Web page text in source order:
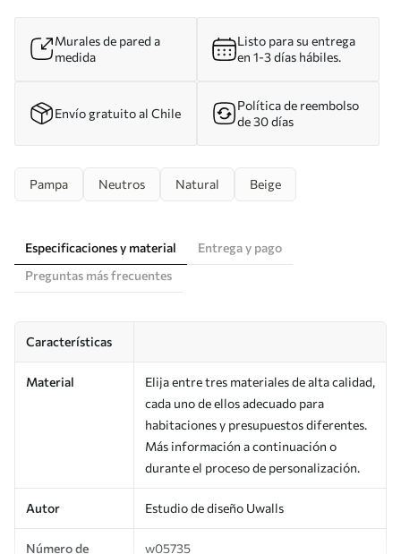
Murales de pared a
medida
Listo para su entrega
en 1-3 días hábiles.
Envío gratuito al Chile
Política de reembolso
de 30 días
Pampa Neutros Natural Beige
Especificaciones y material
Entrega y pago
Preguntas más frecuentes
Características
Material
Elija entre tres materiales de alta calidad,
cada uno de ellos adecuado para
habitaciones y presupuestos diferentes.
Más información a continuación o
durante el proceso de personalización.
Autor Estudio de diseño Uwalls
Número de
w05735